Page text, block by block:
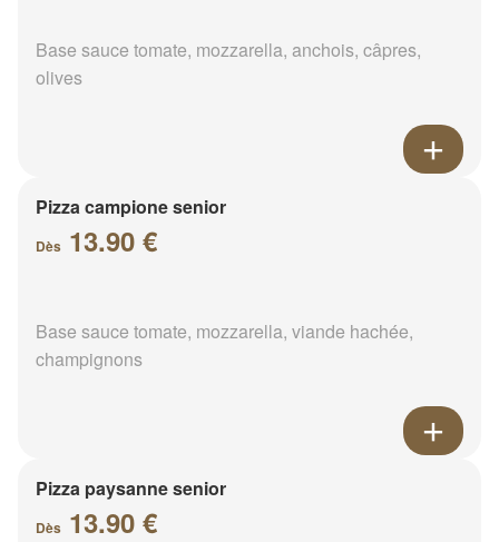
Base sauce tomate, mozzarella, anchois, câpres,
olives
Pizza campione senior
Dès 13.90 €
Base sauce tomate, mozzarella, viande hachée,
champignons
Pizza paysanne senior
Dès 13.90 €